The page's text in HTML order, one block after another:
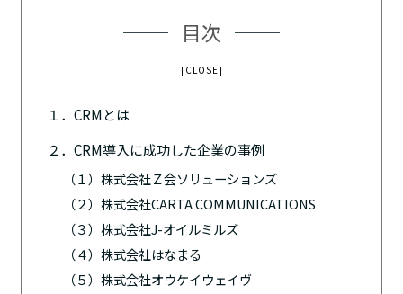
[CLOSE]
目次
１．CRMとは
２．CRM導入に成功した企業の事例
（１）株式会社Ｚ会ソリューションズ
（２）株式会社CARTA COMMUNICATIONS
（３）株式会社J-オイルミルズ
（４）株式会社はなまる
（５）株式会社オウケイウェイヴ